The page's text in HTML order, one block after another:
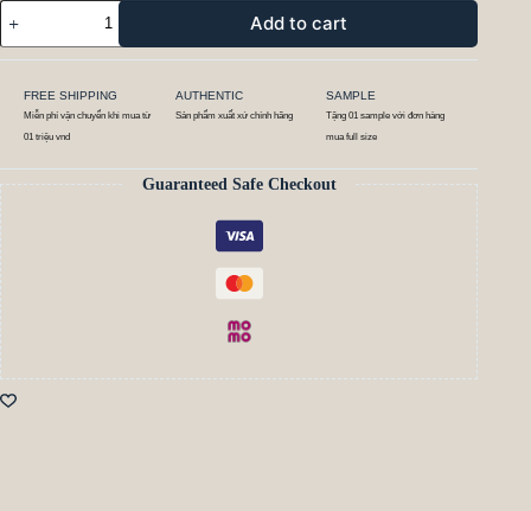
Add to cart
FREE SHIPPING
Miễn phí vận chuyển khi mua từ
01 triệu vnd
AUTHENTIC
Sản phẩm xuất xứ chính hãng
SAMPLE
Tặng 01 sample với đơn hàng
mua full size
Guaranteed Safe Checkout